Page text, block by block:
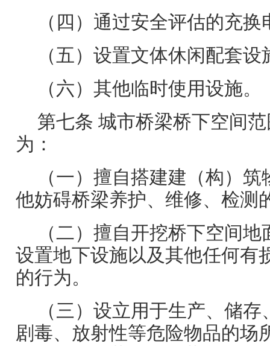
（四）通过安全评估的充
（五）设置文体休闲配套设
（六）其他临时使用设施。
第七条 城市桥梁桥下空间
为：
（一）擅自搭建建（构）
他妨碍桥梁养护、维修、检测
（二）擅自开挖桥下空间
设置地下设施以及其他任何有
的行为。
（三）设立用于生产、储
剧毒、放射性等危险物品的场